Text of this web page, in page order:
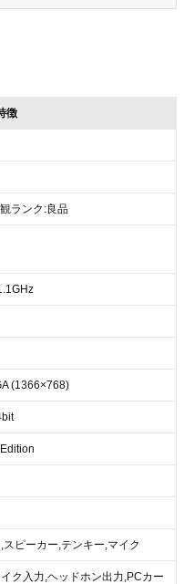
徴
ランク:良品
(1366×768)
ピーカー,テンキー,マイク
ク入力,ヘッドホン出力,PCカー